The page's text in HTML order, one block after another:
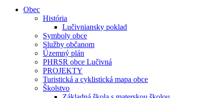
Obec
História
Lučivniansky poklad
Symboly obce
Služby občanom
Územný plán
PHRSR obce Lučivná
PROJEKTY
Turistická a cyklistická mapa obce
Školstvo